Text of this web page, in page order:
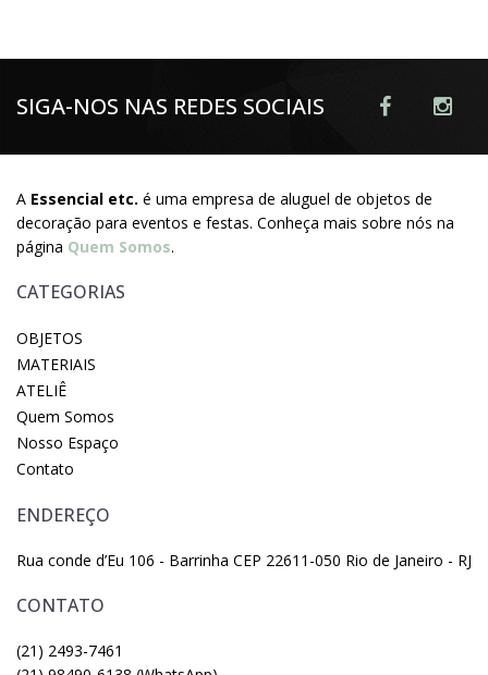
SIGA-NOS NAS REDES SOCIAIS
A Essencial etc. é uma empresa de aluguel de objetos de
decoração para eventos e festas. Conheça mais sobre nós na
página Quem Somos.
CATEGORIAS
OBJETOS
MATERIAIS
ATELIÊ
Quem Somos
Nosso Espaço
Contato
ENDEREÇO
Rua conde d’Eu 106 - Barrinha CEP 22611-050 Rio de Janeiro - RJ
CONTATO
(21) 2493-7461